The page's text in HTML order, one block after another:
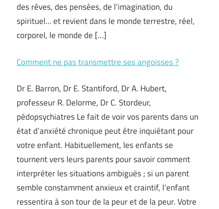
des rêves, des pensées, de l’imagination, du
spirituel… et revient dans le monde terrestre, réel,
corporel, le monde de […]
Comment ne pas transmettre ses angoisses ?
Dr E. Barron, Dr E. Stantiford, Dr A. Hubert,
professeur R. Delorme, Dr C. Stordeur,
pédopsychiatres Le fait de voir vos parents dans un
état d’anxiété chronique peut être inquiétant pour
votre enfant. Habituellement, les enfants se
tournent vers leurs parents pour savoir comment
interpréter les situations ambiguës ; si un parent
semble constamment anxieux et craintif, l’enfant
ressentira à son tour de la peur et de la peur. Votre